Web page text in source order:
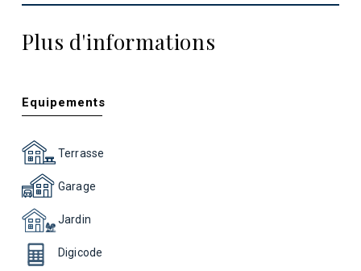
Plus d'informations
Equipements
Terrasse
Garage
Jardin
Digicode